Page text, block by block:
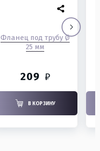
Фланец под трубу Ø
25 мм
209 ₽
В КОРЗИНУ